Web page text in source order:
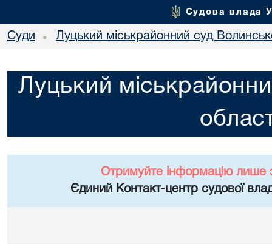
Судова влада
Суди • Луцький міськрайонний суд
Луцький
Отримуйте інформацію лише
Єдиний Контакт-центр судової